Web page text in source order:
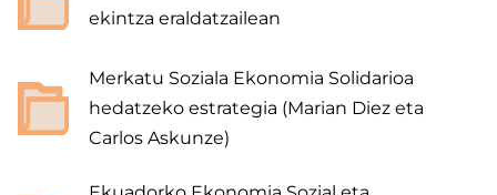
ekintza eraldatzailean
Merkatu Soziala Ekonomia Solidarioa
hedatzeko estrategia (Marian Diez eta
Carlos Askunze)